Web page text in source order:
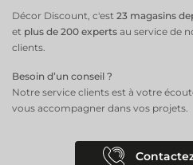
Décor Discount, c'est 23 magasins
et plus de 200 experts au service de
clients.
Besoin d’un conseil ?
Notre service clients est à votre
vous accompagner dans vos projets.